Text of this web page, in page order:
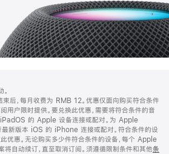
束后，每月收费为 RMB 12。优惠仅面向购买符合条件
户限时提供。要兑换此优惠，需要将符合条件的音
的 Apple 设备连接或配对。为 Apple
新版本 iOS 的 iPhone 连接或配对。符合条件的设
优惠。无论购买多少件符合条件的设备，每个 Apple
将自动续订，直至取消订阅。须遵循限制条件和其他条